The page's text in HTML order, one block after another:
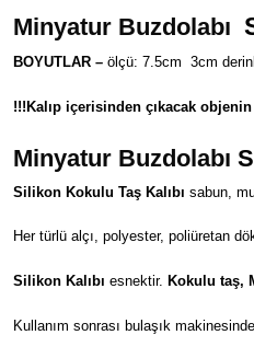
Minyatur Buzdolabı
BOYUTLAR – ölçü: 7.5cm 3cm
!!!Kalıp içerisinden çıkacak
Minyatur Buzdolabı
Silikon Kokulu Taş Kalıbı sabun,
Her türlü alçı, polyester, poliüretan
Silikon Kalıbı esnektir. Kokulu taş,
Kullanım sonrası bulaşık